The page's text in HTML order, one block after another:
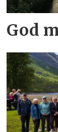
God